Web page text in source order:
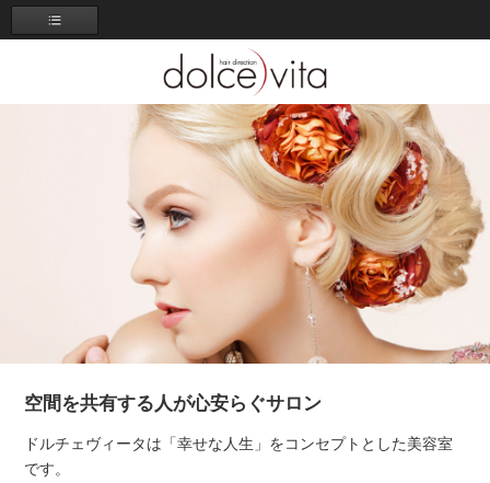
空間を共有する人が心安らぐサロン
ドルチェヴィータは「幸せな人生」をコンセプトとした美容室
です。